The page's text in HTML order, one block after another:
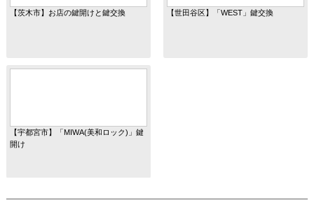
【茨木市】お店の鍵開けと鍵交換 【世田谷区】「WEST」鍵交換
【宇都宮市】「MIWA(美和ロック)」鍵
開け